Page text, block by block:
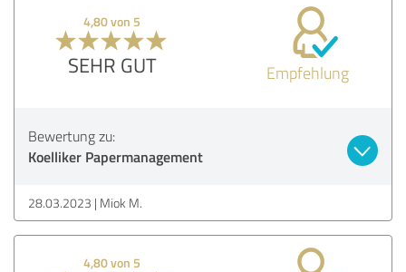
4,80 von 5
SEHR GUT Empfehlung
Bewertung zu:
Koelliker Papermanagement
28.03.2023 Miok M.
4,80 von 5